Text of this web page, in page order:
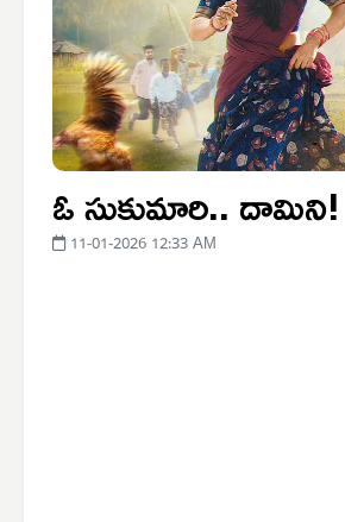
ఓ సుకుమారి.. దామిని!
11-01-2026 12:33 AM